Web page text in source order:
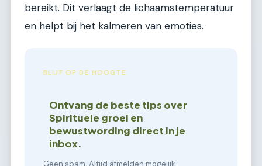
bereikt. Dit verlaagt de lichaamstemperatuur
en helpt bij het kalmeren van emoties.
BLIJF OP DE HOOGTE
Ontvang de beste tips over
Spirituele groei en
bewustwording direct in je
inbox.
Geen spam. Altijd afmelden mogelijk.